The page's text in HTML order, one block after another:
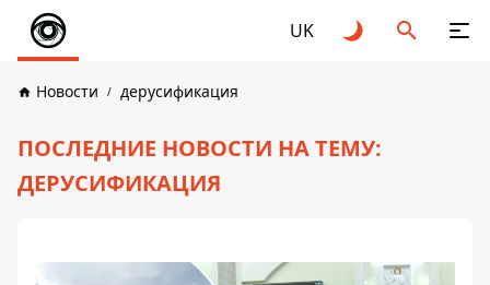
UK
Новости дерусификация
ПОСЛЕДНИЕ НОВОСТИ НА ТЕМУ:
ДЕРУСИФИКАЦИЯ